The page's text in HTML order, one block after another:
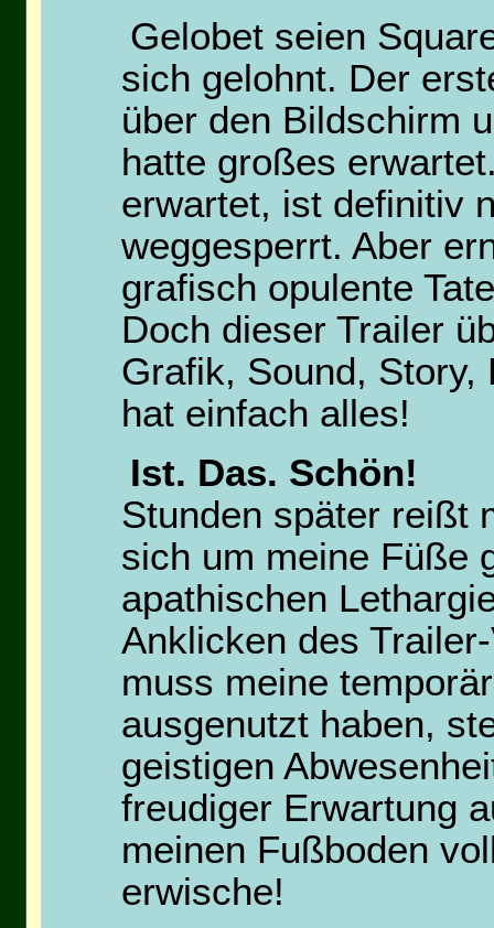
Gelobet seien
sich gelohnt. Der
über den Bildschirm
hatte großes
erwartet, ist definitiv
weggesperrt. Aber
grafisch opulente
Doch dieser Trailer
Grafik, Sound, Story,
hat einfach alles!
Ist. Das. Schön!
Stunden später reißt
sich um meine Füße
apathischen
Anklicken des
muss meine
ausgenutzt haben,
geistigen
freudiger Erwartung
meinen Fußboden
erwische!